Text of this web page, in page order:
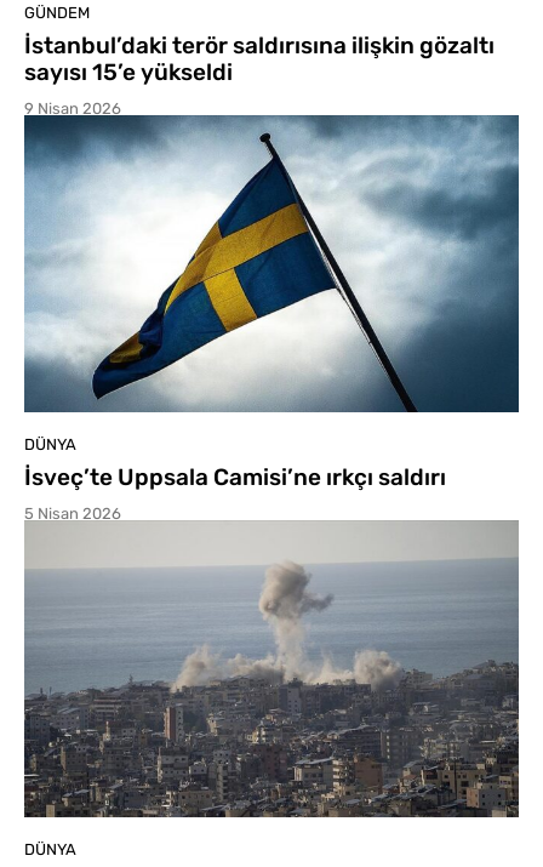
GÜNDEM
İstanbul’daki terör saldırısına ilişkin gözaltı
sayısı 15’e yükseldi
9 Nisan 2026
DÜNYA
İsveç’te Uppsala Camisi’ne ırkçı saldırı
5 Nisan 2026
DÜNYA